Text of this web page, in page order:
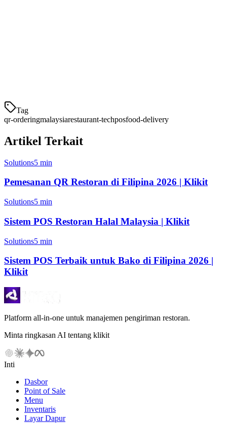
Tag
qr-orderingmalaysiarestaurant-techposfood-delivery
Artikel Terkait
Solutions5 min
Pemesanan QR Restoran di Filipina 2026 | Klikit
Solutions5 min
Sistem POS Restoran Halal Malaysia | Klikit
Solutions5 min
Sistem POS Terbaik untuk Bako di Filipina 2026 |
Klikit
Platform all-in-one untuk manajemen pengiriman restoran.
Minta ringkasan AI tentang klikit
Inti
Dasbor
Point of Sale
Menu
Inventaris
Layar Dapur